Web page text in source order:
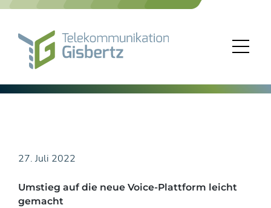
Skip
27. Juli 2022
Umstieg auf die neue Voice-Plattform leicht
gemacht